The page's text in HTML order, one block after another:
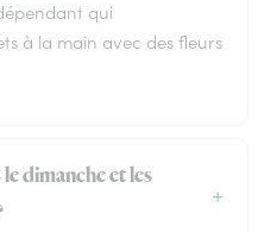
qui
à la main avec des fleurs
dimanche et les